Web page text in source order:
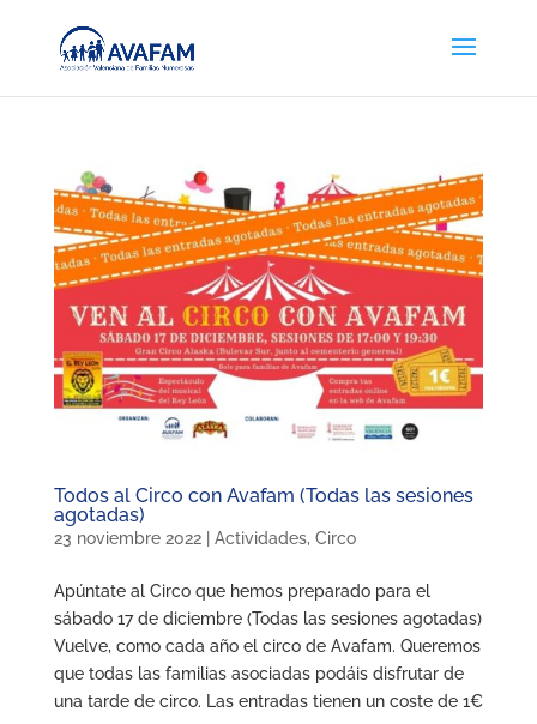
Todos al Circo con Avafam (Todas las sesiones
agotadas)
23 noviembre 2022| Actividades, Circo
Apúntate al Circo que hemos preparado para el
sábado 17 de diciembre (Todas las sesiones agotadas)
Vuelve, como cada año el circo de Avafam. Queremos
que todas las familias asociadas podáis disfrutar de
una tarde de circo. Las entradas tienen un coste de 1€